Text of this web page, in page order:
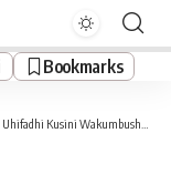
Bookmarks
Kusini Wakumbushwa Wajibu